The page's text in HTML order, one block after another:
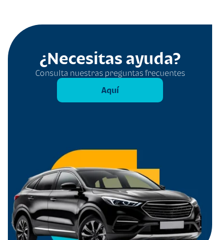
¿Necesitas ayuda?
Consulta nuestras preguntas frecuentes
Aquí